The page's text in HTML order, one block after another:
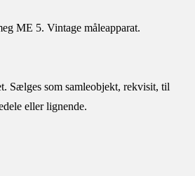
ME 5. Vintage måleapparat.
Sælges som samleobjekt, rekvisit, til
eller lignende.